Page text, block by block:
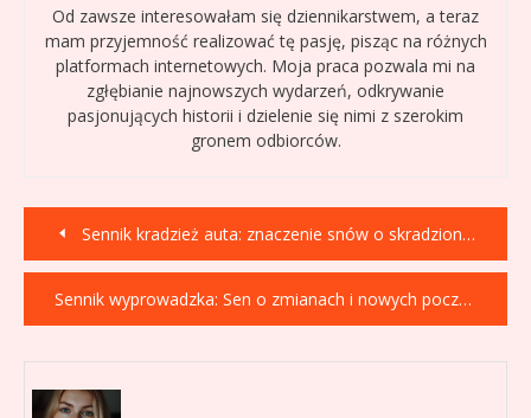
Od zawsze interesowałam się dziennikarstwem, a teraz
mam przyjemność realizować tę pasję, pisząc na różnych
platformach internetowych. Moja praca pozwala mi na
zgłębianie najnowszych wydarzeń, odkrywanie
pasjonujących historii i dzielenie się nimi z szerokim
gronem odbiorców.
Nawigacja
wpisu
Sennik kradzież auta: znaczenie snów o skradzionym pojeździe
Sennik wyprowadzka: Sen o zmianach i nowych początkach